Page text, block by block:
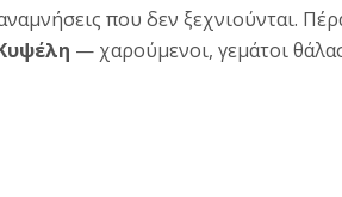
που δεν ξεχνιούνται.
— χαρούμενοι, γεμάτοι